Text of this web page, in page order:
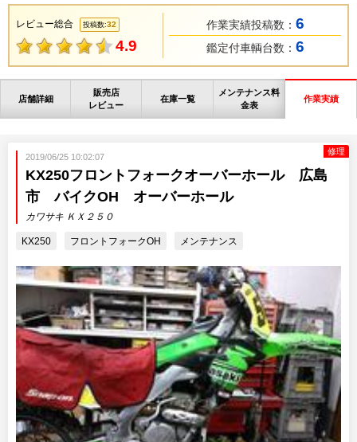
レビュー総合 投稿数:32
4.9
作業実績投稿数： 6
鑑定付車輌台数： 6
店舗詳細
販売店
レビュー
在庫一覧
メンテナンス料
金表
作業実績
修理
2019/06/25 10:02:07
KX250フロントフォークオーバーホール 広島
市 バイクOH オーバーホール
カワサキ ＫＸ２５０
KX250 フロントフォークOH メンテナンス